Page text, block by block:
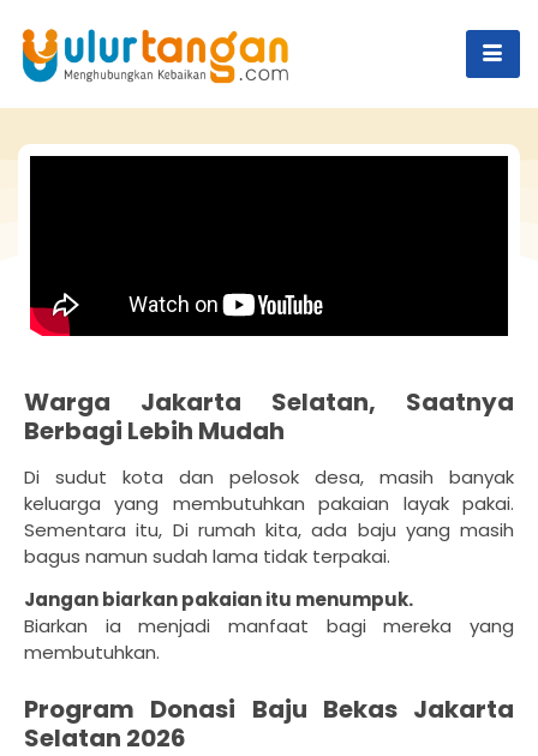
Warga Jakarta Selatan, Saatnya
Berbagi Lebih Mudah
Di sudut kota dan pelosok desa, masih banyak
keluarga yang membutuhkan pakaian layak pakai.
Sementara itu, Di rumah kita, ada baju yang masih
bagus namun sudah lama tidak terpakai.
Jangan biarkan pakaian itu menumpuk.
Biarkan ia menjadi manfaat bagi mereka yang
membutuhkan.
Program Donasi Baju Bekas Jakarta
Selatan 2026